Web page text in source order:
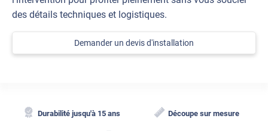
des détails techniques et logistiques.
Demander un devis d'installation
Durabilité jusqu'à 15 ans Découpe sur mesure